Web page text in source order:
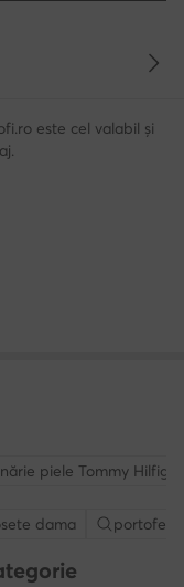
este cel valabil și
piele Tommy Hilfiger
dama portofele